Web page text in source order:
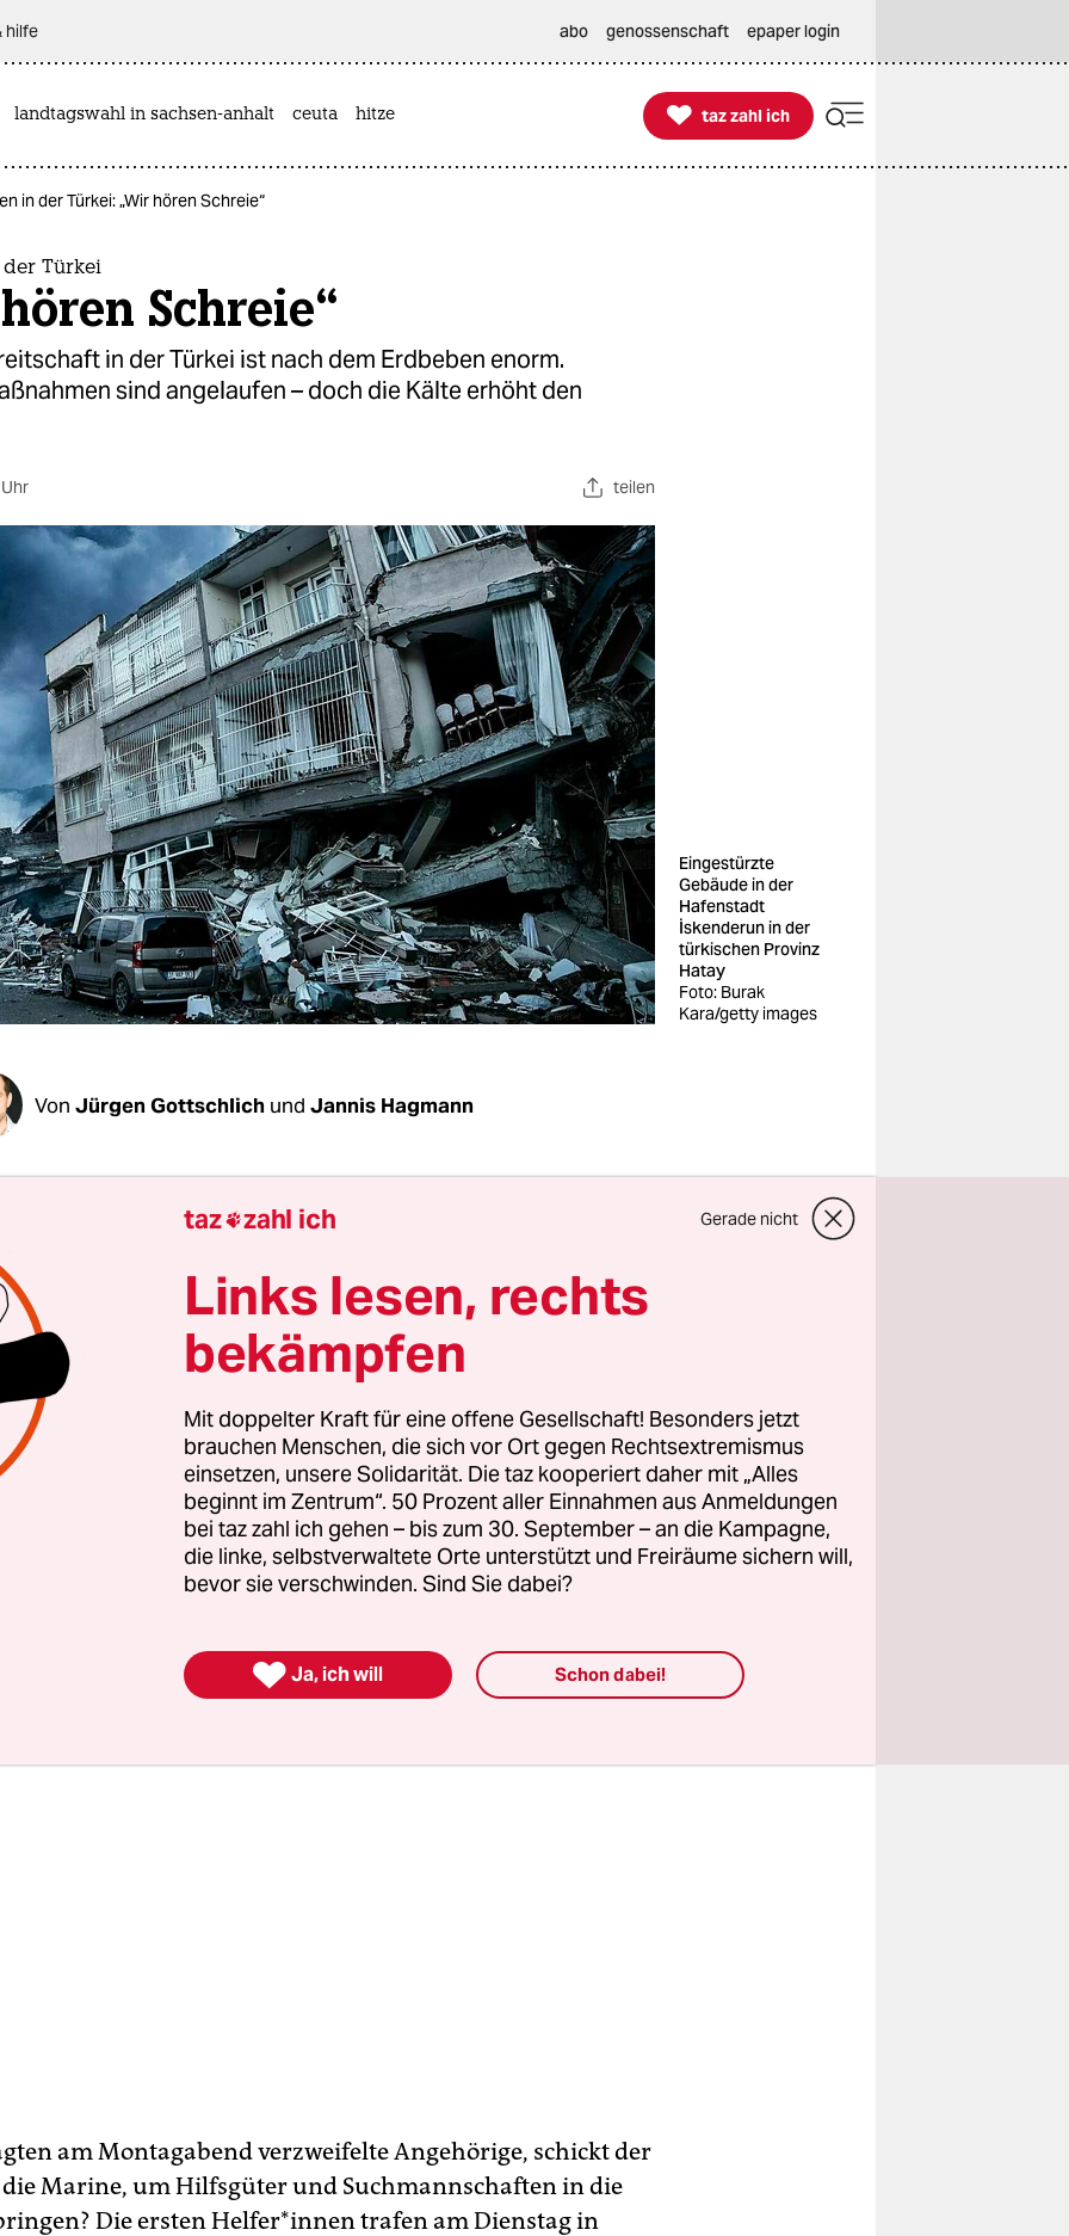
hilfe abo genossenschaft epaper login
landtagswahl in sachsen-anhalt ceuta hitze 
taz zahl ich
taz zahl ich
in der Türkei: „Wir hören Schreie“
Türkei
Schreie“
in der Türkei ist nach dem Erdbeben enorm.
sind angelaufen – doch die Kälte erhöht den
teilen
Eingestürzte
Gebäude in der
Hafenstadt
İskenderun in der
türkischen Provinz
Hatay
Foto: Burak
Kara/getty images
Von Jürgen Gottschlich und Jannis Hagmann
liegen auf dem Bauch vor den Resten eines ehemals
Hauses. Sie horchen auf die Rufe aus dem Innern des
„Wir hören die Schreie, aber können nichts machen“,
anderer sagt: „Es gibt keine Rettungskräfte, keine
Soldaten, niemand. Dieser Ort ist von aller Hilfe
der Stadt Antakya in der türkischen Provinz Hatay
sich am Dienstag in sozialen Netzwerken. Der nahe
ist zerstört, viele Straßen sind nicht mehr
Die Stadt mit ihren rund 200.000 Ein­woh­ne­r*in­nen hat das
Montagmorgenwohl am härtesten getroffen. Auch
am Montagabend verzweifelte Angehörige, schickt der
Marine, um Hilfsgüter und Suchmannschaften in die
Die ersten Hel­fe­r*in­nen trafen am Dienstag in
taz zahl ich Gerade nicht
Links lesen, rechts
bekämpfen
Mit doppelter Kraft für eine offene Gesellschaft! Besonders jetzt
brauchen Menschen, die sich vor Ort gegen Rechtsextremismus
einsetzen, unsere Solidarität. Die taz kooperiert daher mit „Alles
beginnt im Zentrum“. 50 Prozent aller Einnahmen aus Anmeldungen
bei taz zahl ich gehen – bis zum 30. September – an die Kampagne,
die linke, selbstverwaltete Orte unterstützt und Freiräume sichern will,
bevor sie verschwinden. Sind Sie dabei?
 Ja, ich will Schon dabei!